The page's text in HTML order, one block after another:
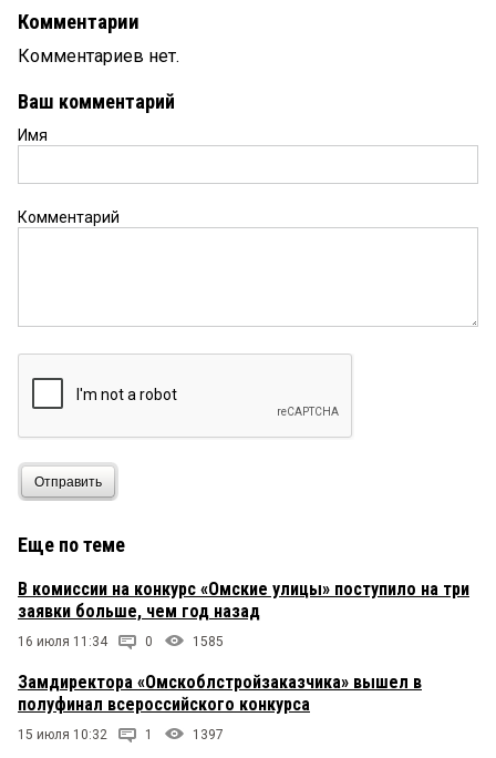
Комментарии
Комментариев нет.
Ваш комментарий
Имя
Комментарий
Отправить
Еще по теме
В комиссии на конкурс «Омские улицы» поступило на три
заявки больше, чем год назад
16 июля 11:34 0 1585
Замдиректора «Омскоблстройзаказчика» вышел в
полуфинал всероссийского конкурса
15 июля 10:32 1 1397